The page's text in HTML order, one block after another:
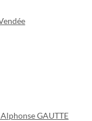
Alphonse GAUTTE